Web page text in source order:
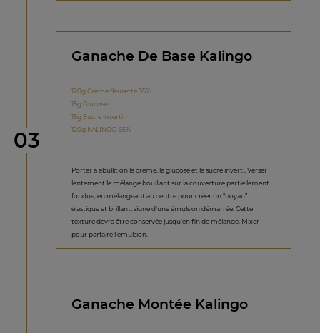
étape
03
Ganache De Base Kalingo
120g Crème fleurette 35%
15g Glucose
15g Sucre inverti
120g KALINGO 65%
Porter à ébullition la crème, le glucose et le sucre inverti. Verser
lentement le mélange bouillant sur la couverture partiellement
fondue, en mélangeant au centre pour créer un “noyau”
élastique et brillant, signe d’une émulsion démarrée. Cette
texture devra être conservée jusqu’en fin de mélange. Mixer
pour parfaire l’émulsion.
Ganache Montée Kalingo